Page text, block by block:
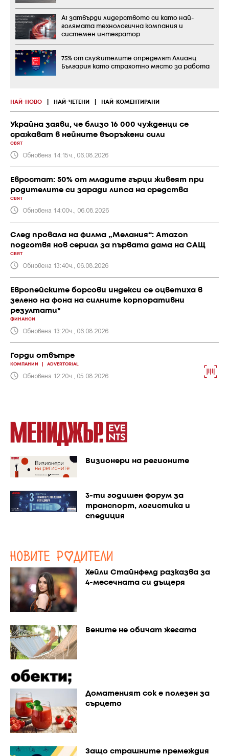
НАЙ-НОВО НАЙ-ЧЕТЕНИ НАЙ-КОМЕНТИРАНИ
Украйна заяви, че близо 16 000 чужденци се
сражават в нейните въоръжени сили
СВЯТ
Обновена 14:15ч., 06.08.2026
Евростат: 50% от младите гърци живеят при
родителите си заради липса на средства
СВЯТ
Обновена 14:00ч., 06.08.2026
След провала на филма „Мелания“: Amazon
подготвя нов сериал за първата дама на САЩ
СВЯТ
Обновена 13:40ч., 06.08.2026
Европейските борсови индекси се оцветиха в
зелено на фона на силните корпоративни
резултати*
ФИНАНСИ
Обновена 13:20ч., 06.08.2026
Горди отвътре
КОМПАНИИ ADVERTORIAL
Обновена 12:20ч., 05.08.2026
А1 затвърди лидерството си като най-
голямата технологична компания и
системен интегратор
75% от служителите определят Алианц
България като страхотно място за работа
Визионери на регионите
3-ти годишен форум за
транспорт, логистика и
спедиция
Хейли Стайнфелд разказва за
4-месечната си дъщеря
Вените не обичат жегата
Доматеният сок е полезен за
сърцето
Защо страшните премеждия